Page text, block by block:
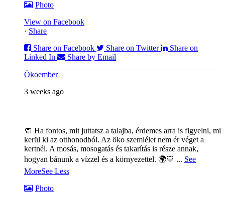
Photo
View on Facebook
· Share
Share on Facebook
Share on Twitter
Share on
Linked In
Share by Email
Ökoember
3 weeks ago
🧼 Ha fontos, mit juttatsz a talajba, érdemes arra is figyelni, mi
kerül ki az otthonodból. Az öko szemlélet nem ér véget a
kertnél. A mosás, mosogatás és takarítás is része annak,
hogyan bánunk a vízzel és a környezettel. 🌍💛 ... See
MoreSee Less
Photo